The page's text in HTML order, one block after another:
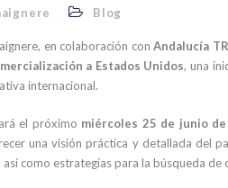
Blog
en colaboración conAndalucía
a Estados Unidos, una
internacional.
el próximo miércoles 25 de junio
una visión práctica y detallada del
como estrategias para la búsqueda de